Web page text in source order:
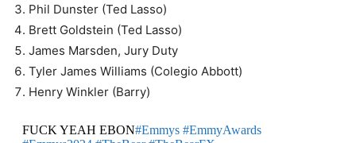
Phil Dunster (Ted Lasso)
Brett Goldstein (Ted Lasso)
James Marsden, Jury Duty
Tyler James Williams (Colegio Abbott)
Henry Winkler (Barry)
FUCK YEAH EBON#Emmys #EmmyAwards